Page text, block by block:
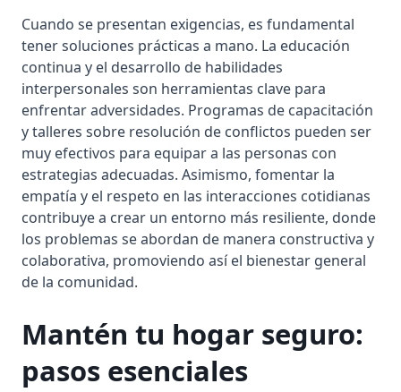
Cuando se presentan exigencias, es fundamental
tener soluciones prácticas a mano. La educación
continua y el desarrollo de habilidades
interpersonales son herramientas clave para
enfrentar adversidades. Programas de capacitación
y talleres sobre resolución de conflictos pueden ser
muy efectivos para equipar a las personas con
estrategias adecuadas. Asimismo, fomentar la
empatía y el respeto en las interacciones cotidianas
contribuye a crear un entorno más resiliente, donde
los problemas se abordan de manera constructiva y
colaborativa, promoviendo así el bienestar general
de la comunidad.
Mantén tu hogar seguro:
pasos esenciales